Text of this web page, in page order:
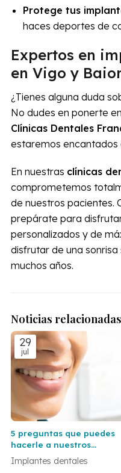
Protege tus
haces deportes de
Expertos en
en Vigo y
¿Tienes alguna duda
No dudes en ponerte en
Clínicas Dentales
estaremos encantados
En nuestras clínicas
comprometemos
de nuestros pacientes.
prepárate para
personalizados y de
disfrutar de una
muchos años.
Noticias relacionadas
29
jul
5 preguntas que puedes
hacerle a nuestros
dentistas en Vigo y Baiona
antes de ponerte un
Implantes dentales